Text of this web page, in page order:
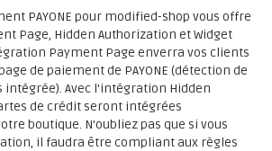
PAYONE pour modified-shop vous offre
Page, Hidden Authorization et Widget
Payment Page enverra vos clients
de paiement de PAYONE (détection de
Avec l'intégration Hidden
de crédit seront intégrées
boutique. N'oubliez pas que si vous
il faudra être compliant aux règles